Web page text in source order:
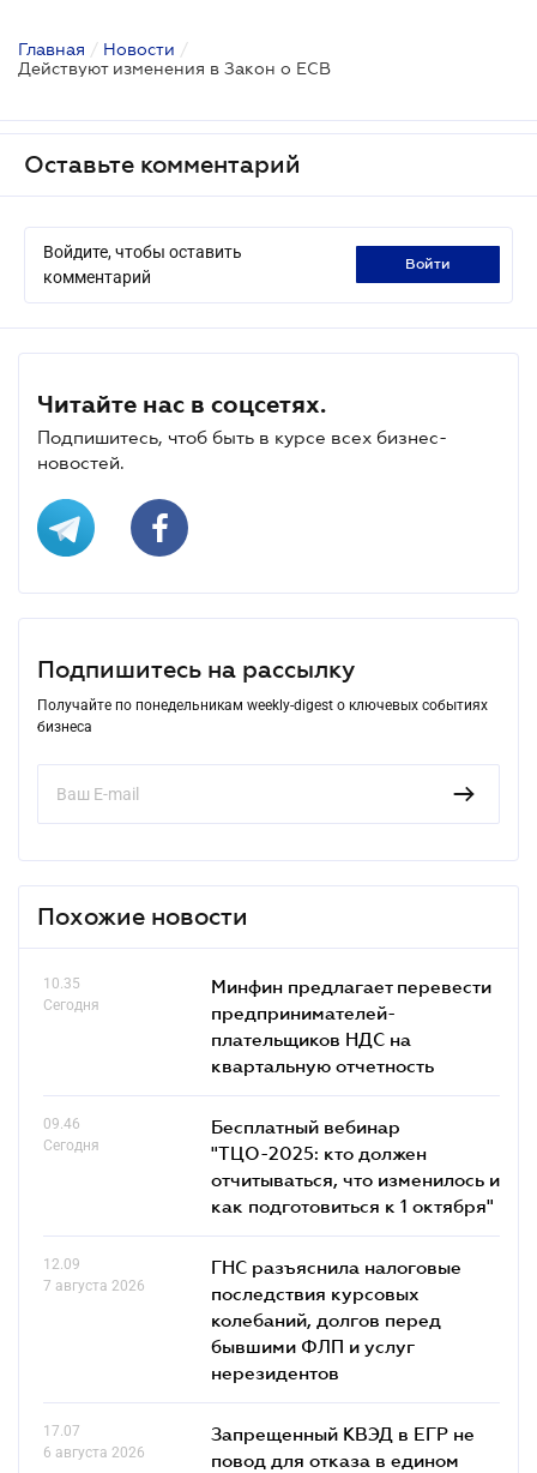
Главная / Новости /
Действуют изменения в Закон о ЕСВ
Оставьте комментарий
Войдите, чтобы оставить
комментарий
войти
Читайте нас в соцсетях.
Подпишитесь, чтоб быть в курсе всех бизнес-
новостей.
Подпишитесь на рассылку
Получайте по понедельникам weekly-digest о ключевых событиях
бизнеса
Похожие новости
10.35
Сегодня
Минфин предлагает перевести
предпринимателей-
плательщиков НДС на
квартальную отчетность
09.46
Сегодня
Бесплатный вебинар
"ТЦО-2025: кто должен
отчитываться, что изменилось и
как подготовиться к 1 октября"
12.09
7 августа 2026
ГНС разъяснила налоговые
последствия курсовых
колебаний, долгов перед
бывшими ФЛП и услуг
нерезидентов
17.07
6 августа 2026
Запрещенный КВЭД в ЕГР не
повод для отказа в едином